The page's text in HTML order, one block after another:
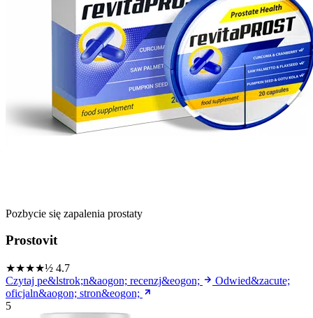
Pozbycie się zapalenia prostaty
Prostovit
★★★★½ 4.7
Czytaj pe&lstrok;n&aogon; recenzj&eogon;
Odwied&zacute;
oficjaln&aogon; stron&eogon;
5